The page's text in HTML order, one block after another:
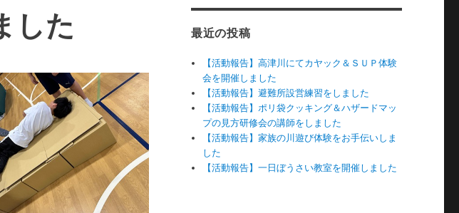
した 最近の投稿
【活動報告】高津川にてカヤック＆ＳＵＰ体験
会を開催しました
【活動報告】避難所設営練習をしました
【活動報告】ポリ袋クッキング＆ハザードマッ
プの見方研修会の講師をしました
【活動報告】家族の川遊び体験をお手伝いしま
した
【活動報告】一日ぼうさい教室を開催しました